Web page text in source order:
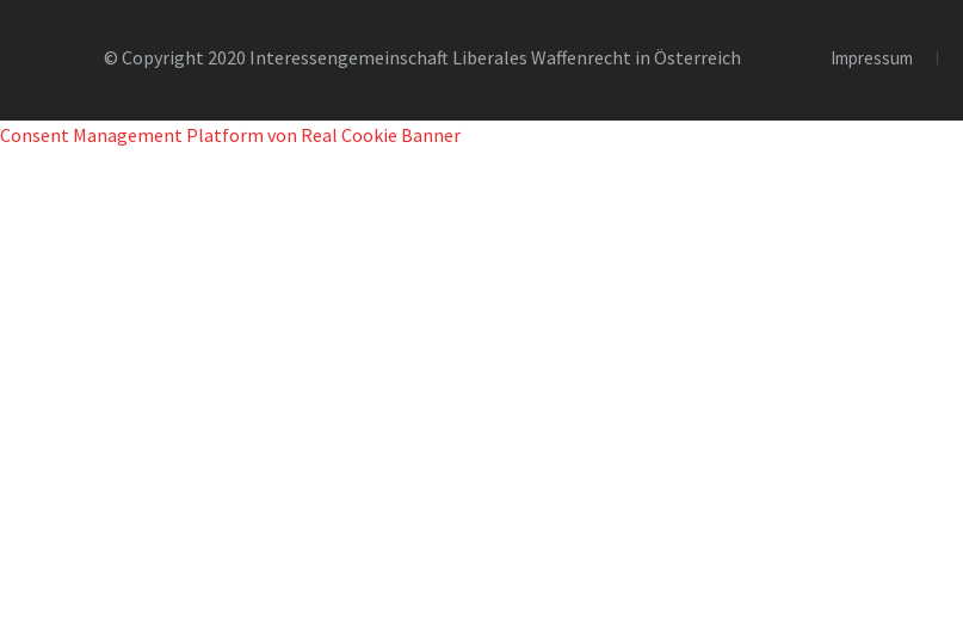
© Copyright 2020 Interessengemeinschaft Liberales Waffenrecht in Österreich Impressum
Consent Management Platform von Real Cookie Banner